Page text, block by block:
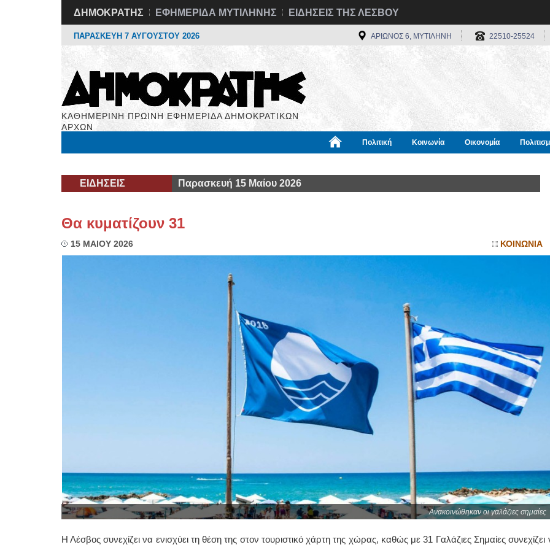
ΔΗΜΟΚΡΑΤΗΣ ΕΦΗΜΕΡΙΔΑ ΜΥΤΙΛΗΝΗΣ ΕΙΔΗΣΕΙΣ ΤΗΣ ΛΕΣΒΟΥ
ΠΑΡΑΣΚΕΥΗ 7 ΑΥΓΟΥΣΤΟΥ 2026 ΑΡΙΩΝΟΣ 6, ΜΥΤΙΛΗΝΗ 22510-25524
ΚΑΘΗΜΕΡΙΝΗ ΠΡΩΙΝΗ ΕΦΗΜΕΡΙΔΑ ΔΗΜΟΚΡΑΤΙΚΩΝ
ΑΡΧΩΝ
Πολιτική Κοινωνία Οικονομία
ΕΙΔΗΣΕΙΣ Παρασκευή 15 Μαίου 2026
Θα κυματίζουν 31
15 ΜΑΙΟΥ 2026 ΚΟΙΝΩΝΙΑ
Ανακοινώθηκαν οι γαλάζιες σημαίες
Η Λέσβος συνεχίζει να ενισχύει τη θέση της στον τουριστικό χάρτη της χώρας, καθώς με 31 Γαλάζιες Σημαίες συνεχίζει